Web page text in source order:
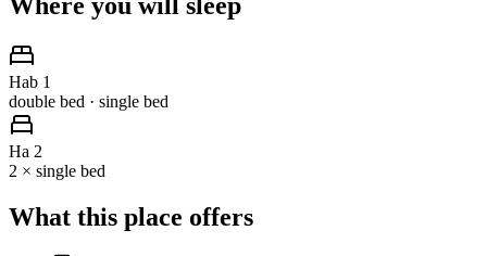
Hab 1
double bed · single bed
Ha 2
2 × single bed
What this place offers